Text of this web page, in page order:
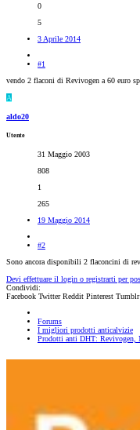
0
5
3 Aprile 2014
#1
vendo 2 flaconi di Revivogen a 60 euro
A
aldo20
Utente
31 Maggio 2003
808
1
265
19 Maggio 2014
#2
Sono ancora disponibili 2 flaconcini di
Devi effettuare il login o registrarti per
Condividi:
Facebook Twitter Reddit Pinterest Tumblr
Forums
I migliori prodotti anticalvizie
Prodotti anti DHT: Revivogen,